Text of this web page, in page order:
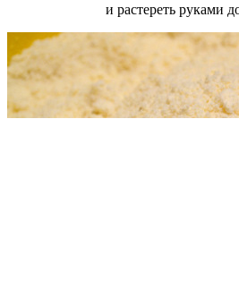
и растереть руками